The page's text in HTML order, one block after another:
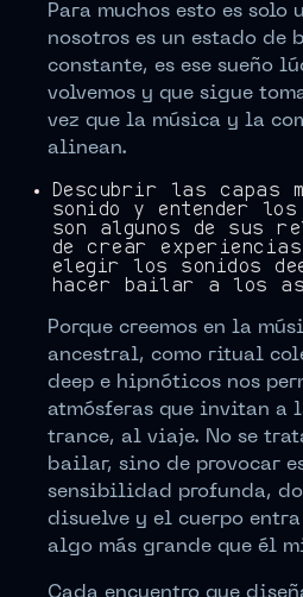
Para muchos esto es solo
nosotros es un estado de
constante, es ese sueño
volvemos y que sigue
vez que la música y la
alinean.
Descubrir las capas
sonido y entender los
son algunos de sus
de crear
elegir los sonidos
hacer bailar a los
Porque creemos en la
ancestral, como ritual
deep e hipnóticos nos
atmósferas que invitan a
trance, al viaje. No se
bailar, sino de provocar
sensibilidad profunda,
disuelve y el cuerpo
algo más grande que él
Cada encuentro que